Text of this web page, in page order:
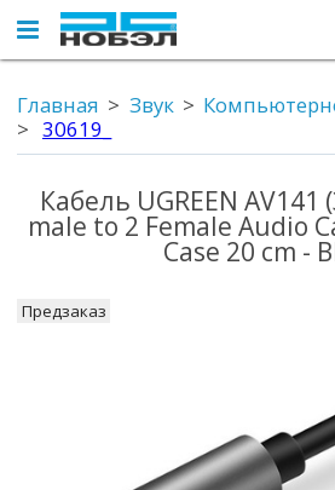
Главная Звук
30619_
Кабель UGREEN AV141
male to 2 Female Audio
Case 20 cm -
Предзаказ